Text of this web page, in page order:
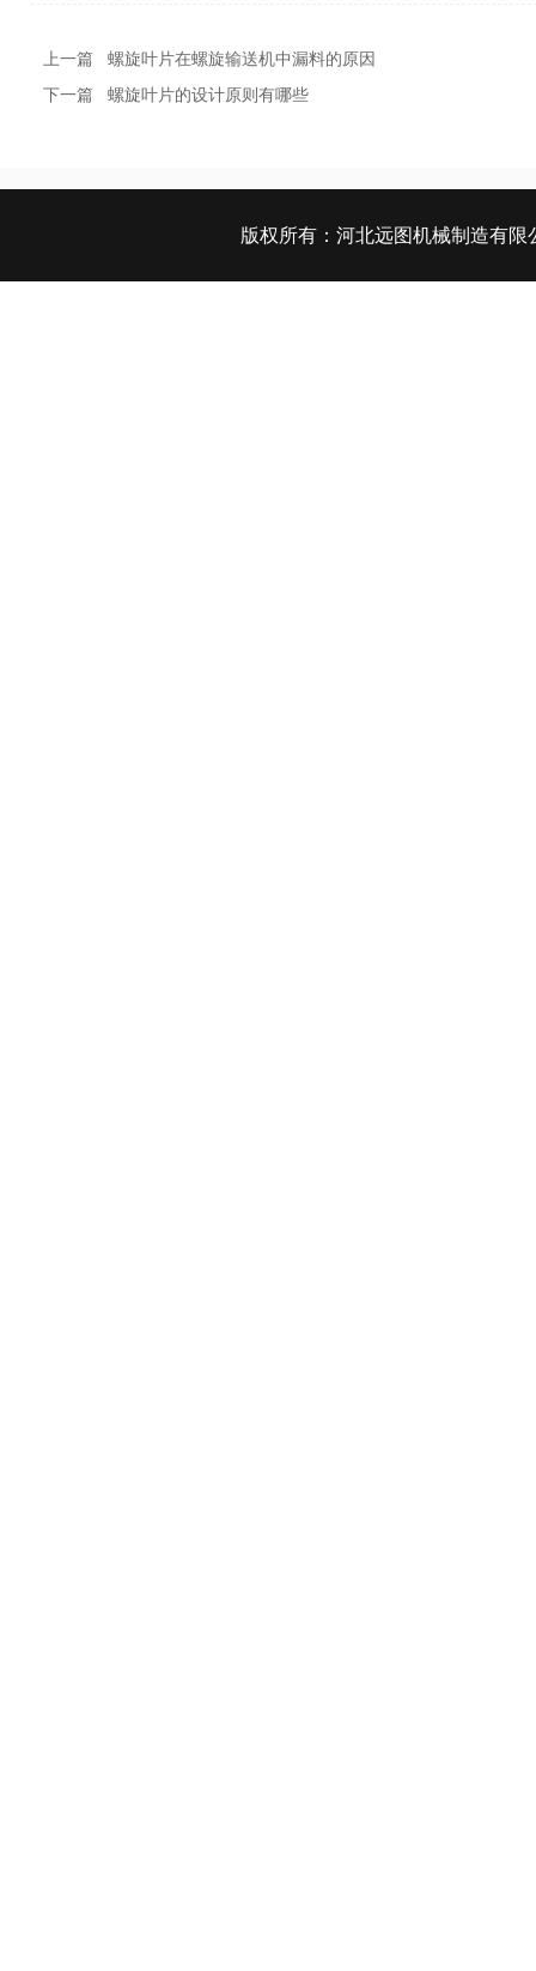
上一篇 螺旋叶片在螺旋输送机中漏料的原因
下一篇 螺旋叶片的设计原则有哪些
版权所有： 河北远图机械制造有限